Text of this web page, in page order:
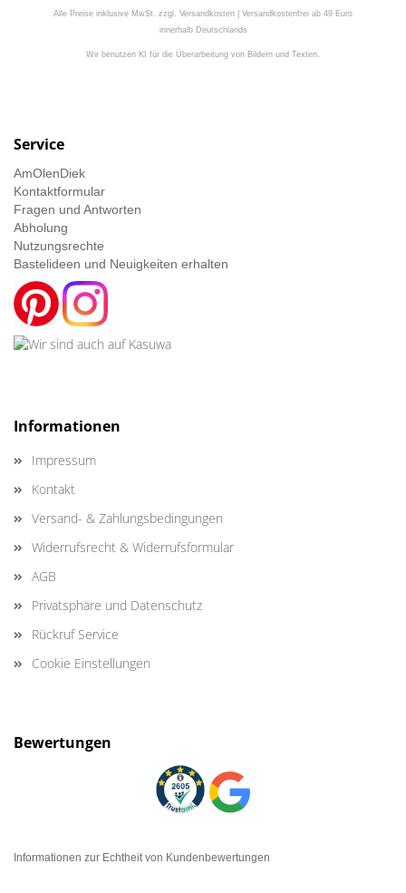
Alle Preise inklusive MwSt. zzgl. Versandkosten | Versandkostenfrei ab 49 Euro
innerhalb Deutschlands
Wir benutzen KI für die Überarbeitung von Bildern und Texten.
Service
AmOlenDiek
Kontaktformular
Fragen und Antworten
Abholung
Nutzungsrechte
Bastelideen und Neuigkeiten erhalten
Informationen
Impressum
Kontakt
Versand- & Zahlungsbedingungen
Widerrufsrecht & Widerrufsformular
AGB
Privatsphäre und Datenschutz
Rückruf Service
Cookie Einstellungen
Bewertungen
Informationen zur Echtheit von Kundenbewertungen